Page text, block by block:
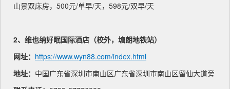
山景双床房，500元/单早/天，598元/双早/天
2、维也纳好眠国际酒店（校外，塘朗地铁站）
网址： https://www.wyn88.com/index.html
地址： 中国广东省深圳市南山区广东省深圳市南山区留仙大道旁